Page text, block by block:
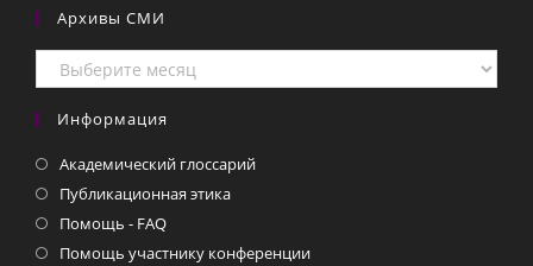
Архивы СМИ
Архивы
СМИ
Информация
Академический глоссарий
Публикационная этика
Помощь - FAQ
Помощь участнику конференции